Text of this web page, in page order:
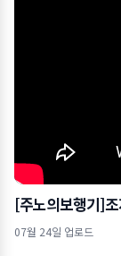
[주노의보행기]
07월 24일 업로드